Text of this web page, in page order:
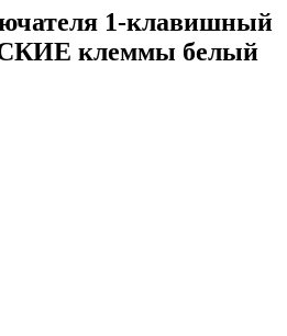
1-клавишный
клеммы белый